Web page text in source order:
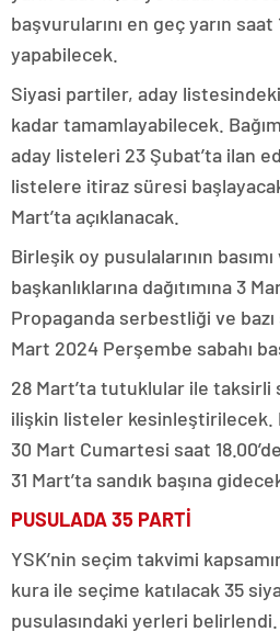
başvurularını en geç yarın saat
yapabilecek.
Siyasi partiler, aday
kadar tamamlayabilecek.
aday listeleri 23 Şubat’ta ilan
listelere itiraz süresi
Mart’ta açıklanacak.
Birleşik oy pusulalarının
başkanlıklarına dağıtımına 3
Propaganda serbestliği ve bazı
Mart 2024 Perşembe sabahı
28 Mart’ta tutuklular ile
ilişkin listeler kesinleştirilecek.
30 Mart Cumartesi saat
31 Mart’ta sandık başına
PUSULADA 35 PARTİ
YSK’nin seçim takvimi
kura ile seçime katılacak 35
pusulasındaki yerleri belirlendi.